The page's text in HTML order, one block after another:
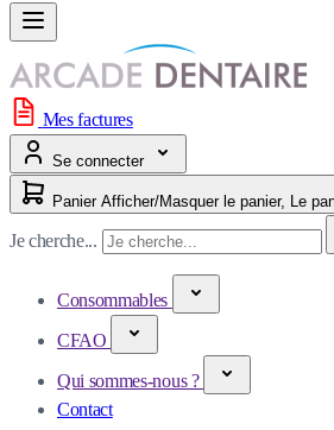
Mes factures
Se connecter
Panier Afficher/
Je cherche...
Consommables
CFAO
Qui sommes-nous ?
Contact